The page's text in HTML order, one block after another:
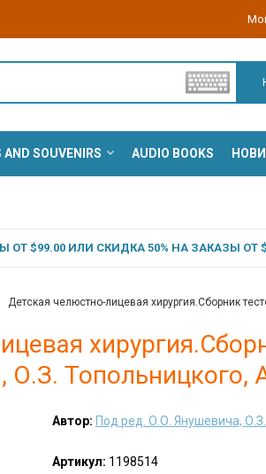
AND SOUVENIRS AUDIO BOOKS
$99.00 ИЛИ СКИДКА 50% НА ЗАКАЗЫ ОТ
Детская челюстно-лицевая хирургия.Сборник
Топольницкого,
Автор: Под ред. О.О. Янушевича,
Артикул: 1198514